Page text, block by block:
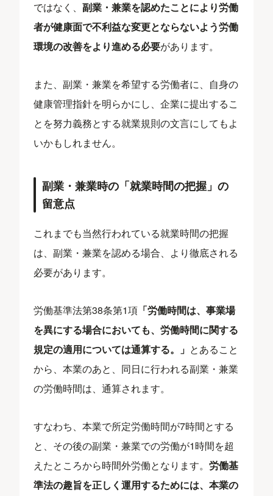
ではなく、副業・兼業を認めたことにより労働
者が健康面で不利益な変更とならないよう労働
環境の改善をより進める必要があります。
また、副業・兼業を希望する労働者に、自身の
健康管理指針を明らかにし、企業に提出するこ
とを努力義務とする就業規則の文言にしてもよ
いかもしれません。
副業・兼業時の「就業時間の把握」の
留意点
これまでも当然行われている就業時間の把握
は、副業・兼業を認める場合、より徹底される
必要があります。
労働基準法第38条第1項 「労働時間は、事業場
を異にする場合においても、労働時間に関する
規定の適用については通算する。」 とあること
から、本業のあと、同日に行われる副業・兼業
の労働時間は、通算されます。
すなわち、本業で所定労働時間が7時間とする
と、その後の副業・兼業での労働が1時間を超
えたところから時間外労働となります。労働基
準法の趣旨を正しく運用するためには、本業の